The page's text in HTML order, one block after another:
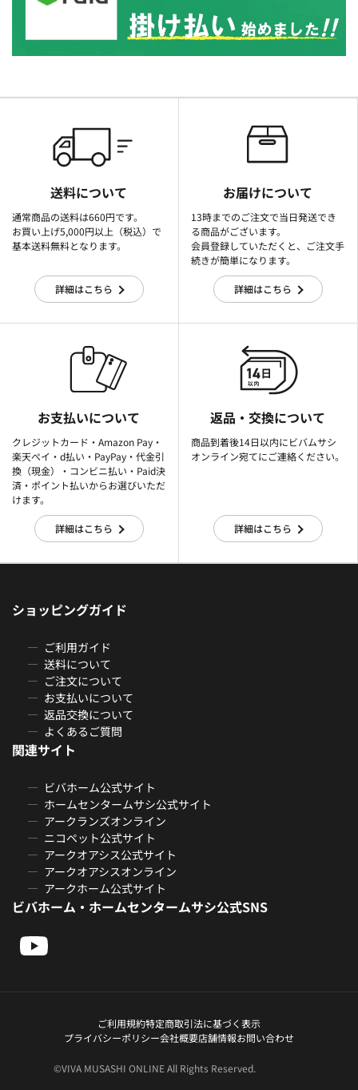
送料について
通常商品の送料は660円です。
お買い上げ5,000円以上（税込）で
基本送料無料となります。
詳細はこちら
お届けについて
13時までのご注文で当日発送でき
る商品がございます。
会員登録していただくと、ご注文手
続きが簡単になります。
詳細はこちら
お支払いについて
クレジットカード・Amazon Pay・
楽天ぺイ・d払い・PayPay・代金引
換（現金）・コンビニ払い・Paid決
済・ポイント払いからお選びいただ
けます。
詳細はこちら
返品・交換について
商品到着後14日以内にビバムサシ
オンライン宛てにご連絡ください。
詳細はこちら
ショッピングガイド
ご利用ガイド
送料について
ご注文について
お支払いについて
返品交換について
よくあるご質問
関連サイト
ビバホーム公式サイト
ホームセンタームサシ公式サイト
アークランズオンライン
ニコペット公式サイト
アークオアシス公式サイト
アークオアシスオンライン
アークホーム公式サイト
ビバホーム・ホームセンタームサシ公式SNS
ご利用規約特定商取引法に基づく表示
プライバシーポリシー会社概要店舗情報お問い合わせ
©VIVA MUSASHI ONLINE All Rights Reserved.